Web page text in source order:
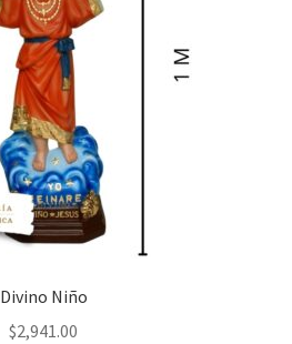
Divino Niño
$2,941.00